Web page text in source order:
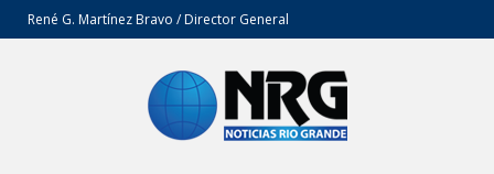
René G. Martínez Bravo / Director General